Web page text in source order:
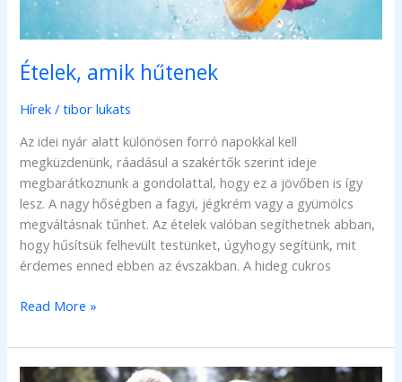
kellene
is
Ételek, amik hűtenek
Hírek /tibor lukats
Az idei nyár alatt különösen forró napokkal kell
megküzdenünk, ráadásul a szakértők szerint ideje
megbarátkoznunk a gondolattal, hogy ez a jövőben is így
lesz. A nagy hőségben a fagyi, jégkrém vagy a gyümölcs
megváltásnak tűnhet. Az ételek valóban segíthetnek abban,
hogy hűsítsük felhevült testünket, úgyhogy segítünk, mit
érdemes enned ebben az évszakban. A hideg cukros
Ételek,
hűtenek
Read More »